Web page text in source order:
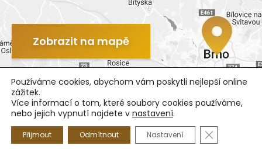
Zobrazit na mapě
© 2022 PROFIŠKOLY - nábytek, s.r.o.
Ochrana osobních údajů
SEO
Používáme cookies, abychom vám poskytli nejlepší online
zážitek.
Více informací o tom, které soubory cookies používáme,
nebo jejich vypnutí najdete v nastavení.
Přijmout Odmítnout Nastavení Zavřít cookie